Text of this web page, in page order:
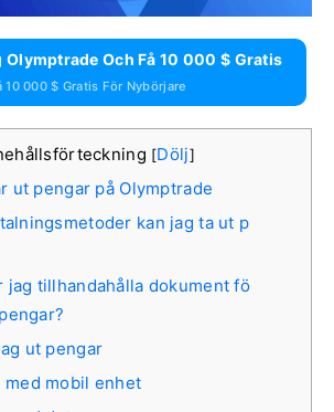
Olymptrade Och Få 10 000 $ Gratis
10 000 $ Gratis För Nybörjare
[Dölj]
ut pengar på Olymptrade
kan jag ta ut p
jag tillhandahålla dokument fö
ut pengar
med mobil enhet